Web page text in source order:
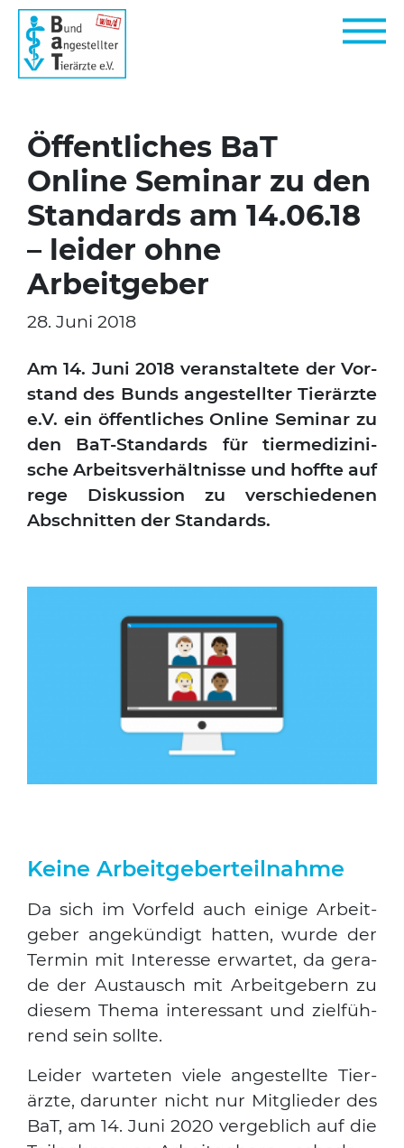
Öffentliches BaT
Online Seminar zu den
Standards am 14.06.18
– leider ohne
Arbeitgeber
28. Juni 2018
Am 14. Juni 2018 ver­an­stal­te­te der Vor­
stand des Bunds ange­stell­ter Tier­ärz­te
e.V. ein öffent­li­ches Online Semi­nar zu
den BaT-Stan­dards für tier­me­di­zi­ni­
sche Arbeits­ver­hält­nis­se und hoff­te auf
rege Dis­kus­si­on zu ver­schie­de­nen
Abschnit­ten der Stan­dards.
Keine Arbeitgeberteilnahme
Da sich im Vor­feld auch eini­ge Arbeit­
ge­ber ange­kün­digt hat­ten, wur­de der
Ter­min mit Inter­es­se erwar­tet, da gera­
de der Aus­tausch mit Arbeit­ge­bern zu
die­sem The­ma inter­es­sant und ziel­füh­
rend sein soll­te.
Lei­der war­te­ten vie­le ange­stell­te Tier­
ärz­te, dar­un­ter nicht nur Mit­glie­der des
BaT, am 14. Juni 2020 ver­geb­lich auf die